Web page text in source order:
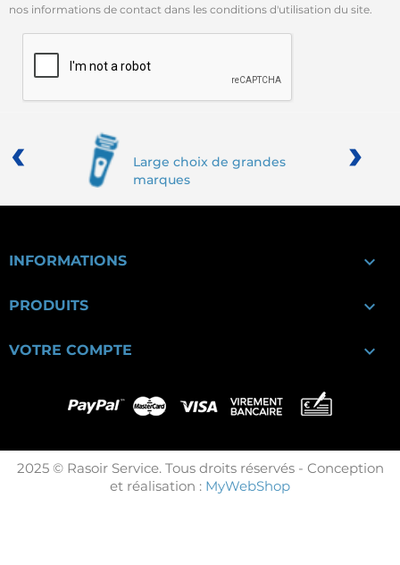
nos informations de contact dans les conditions d'utilisation du site.
Large choix de grandes
marques
‹ ›
INFORMATIONS 
PRODUITS 
VOTRE COMPTE 
2025 © Rasoir Service. Tous droits réservés - Conception
et réalisation : MyWebShop